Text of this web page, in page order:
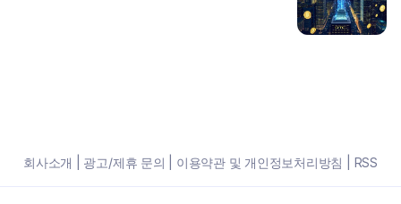
회사소개 광고/제휴 문의 이용약관 및 개인정보처리방침 RSS